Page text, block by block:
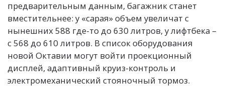
предварительным данным, багажник станет
вместительнее: у «сарая» объем увеличат с
нынешних 588 где-то до 630 литров, у лифтбека –
с 568 до 610 литров. В список оборудования
новой Октавии могут войти проекционный
дисплей, адаптивный круиз-контроль и
электромеханический стояночный тормоз.